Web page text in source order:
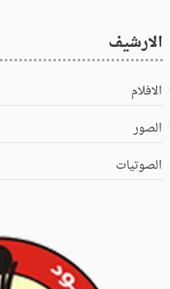
الارشيف
الافلام
الصور
الصوتيات